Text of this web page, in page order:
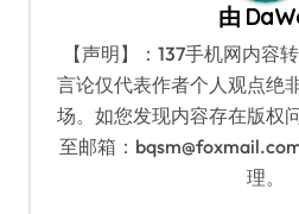
由
【声明】：137手机网内容
言论仅代表作者个人观点绝
场。如您发现内容存在版权
至邮箱：
理。